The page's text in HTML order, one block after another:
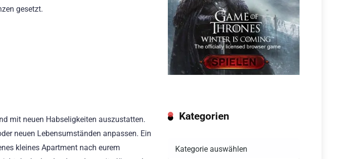
gesetzt.
mit neuen Habseligkeiten auszustatten.
neuen Lebensumständen anpassen. Ein
kleines Apartment nach eurem
Kategorien